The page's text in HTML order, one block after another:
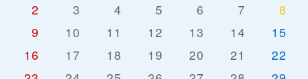
2
3 4 5 6 7
8
9
10 11 12 13 14
15
16
17 18 19 20 21
22